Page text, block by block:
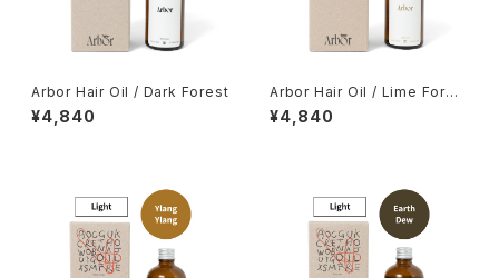
Arbor Hair Oil / Dark Forest
¥4,840
Arbor Hair Oil / Lime Fores
t
¥4,840